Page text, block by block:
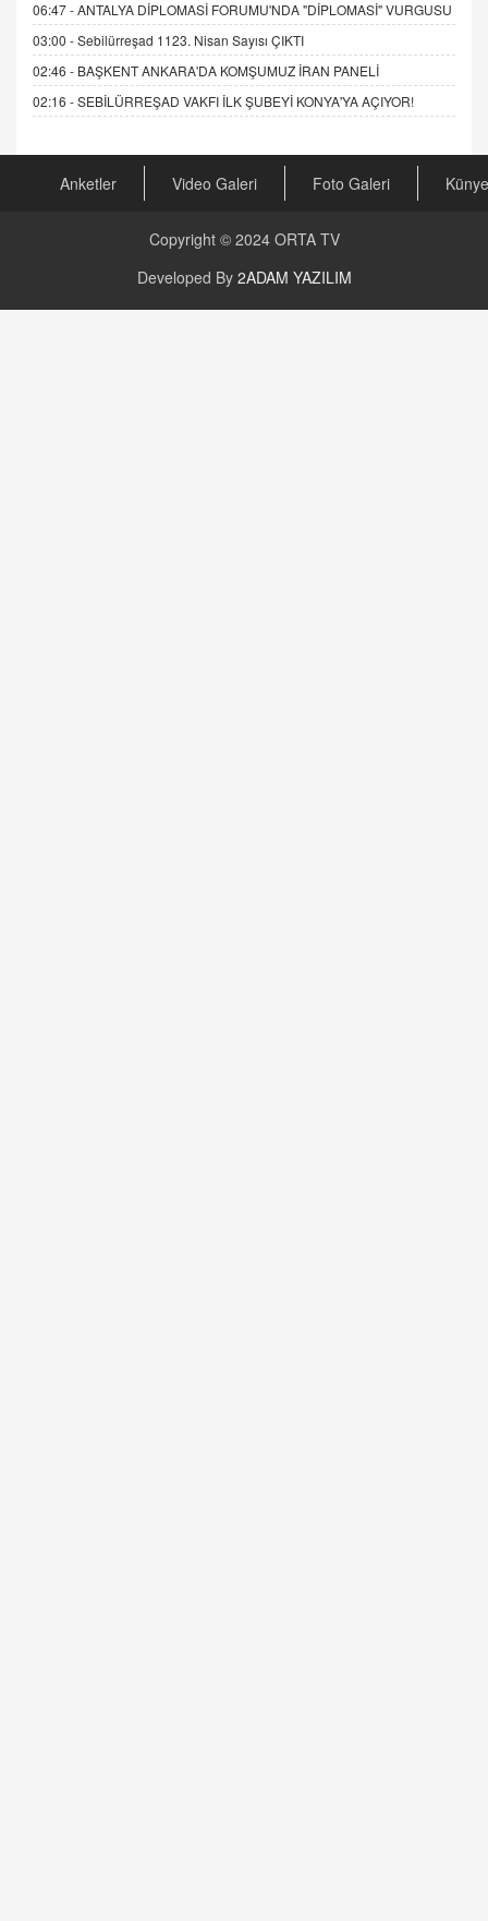
06:47 -ANTALYA DİPLOMASİ FORUMU'NDA "DİPLOMASİ" VURGUSU
03:00 -Sebilürreşad 1123. Nisan Sayısı ÇIKTI
02:46 - BAŞKENT ANKARA'DA KOMŞUMUZ İRAN PANELİ
02:16 -SEBİLÜRREŞAD VAKFI İLK ŞUBEYİ KONYA'YA AÇIYOR!
Anketler Video Galeri Foto Galeri Künye
Copyright © 2024 ORTA TV
Developed By 2ADAM YAZILIM